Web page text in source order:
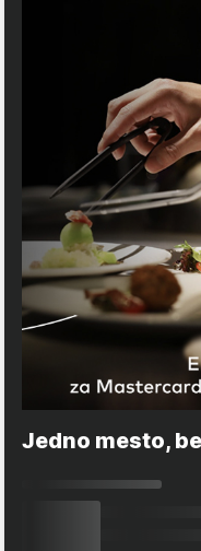
Jedno mesto,